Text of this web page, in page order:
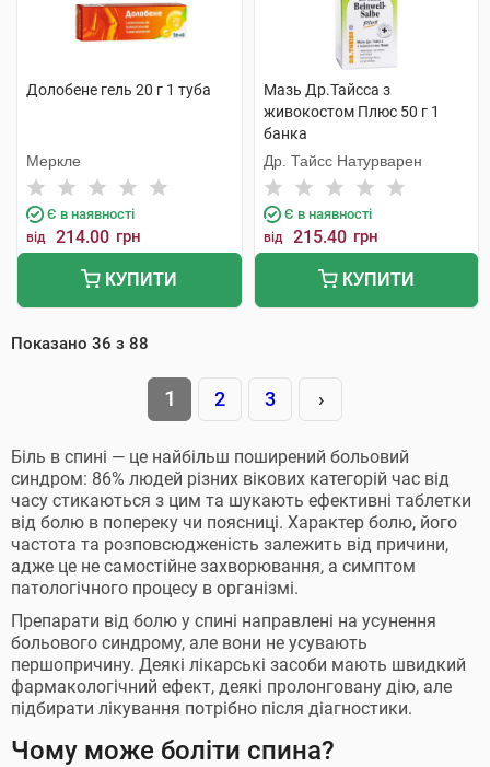
Долобене гель 20 г 1 туба
Меркле
Є в наявності
від 214.00 грн
КУПИТИ
Мазь Др.Тайсса з
живокостом Плюс 50 г 1
банка
Др. Тайсс Натурварен
Є в наявності
від 215.40 грн
КУПИТИ
Показано 36 з 88
1 2 3 ›
Біль в спині — це найбільш поширений больовий
синдром: 86% людей різних вікових категорій час від
часу стикаються з цим та шукають ефективні таблетки
від болю в попереку чи поясниці. Характер болю, його
частота та розповсюдженість залежить від причини,
адже це не самостійне захворювання, а симптом
патологічного процесу в організмі.
Препарати від болю у спині направлені на усунення
больового синдрому, але вони не усувають
першопричину. Деякі лікарські засоби мають швидкий
фармакологічний ефект, деякі пролонговану дію, але
підбирати лікування потрібно після діагностики.
Чому може боліти спина?